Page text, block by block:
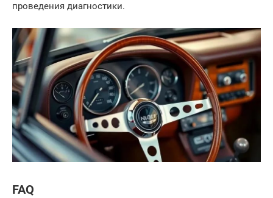
проведения диагностики.
FAQ